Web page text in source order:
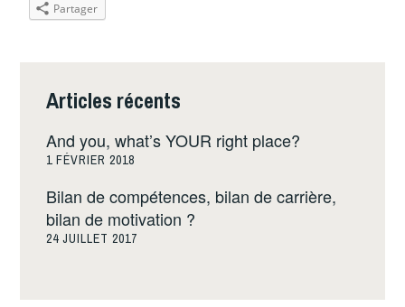
Partager
Articles récents
And you, what’s YOUR right place?
1 FÉVRIER 2018
Bilan de compétences, bilan de carrière,
bilan de motivation ?
24 JUILLET 2017